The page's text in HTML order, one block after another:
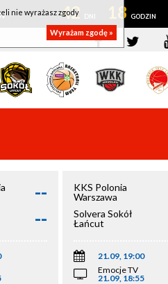
42 18
--
--
KKS Polonia
Warszawa
Solvera Sokół
Łańcut
21.09, 19:00
Emocje TV
21.09, 18:55
nie wyrażasz zgody
Wyrażam zgodę »